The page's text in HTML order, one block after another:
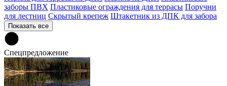
заборы ПВХ Пластиковые ограждения для террасы Поручни
для лестниц Скрытый крепеж Штакетник из ДПК для забора
Показать все
Спецпредложение